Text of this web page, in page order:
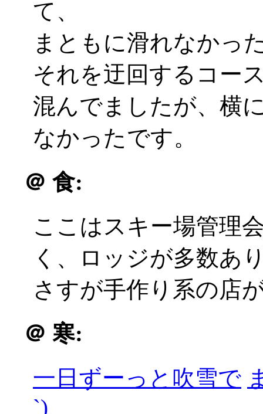
て、
まともに滑れなかっ
それを迂回するコー
混んでましたが、横
なかったです。
＠ 食:
ここはスキー場管理
く、ロッジが多数あ
さすが手作り系の店
＠ 寒:
一日ずーっと吹雪で
`)